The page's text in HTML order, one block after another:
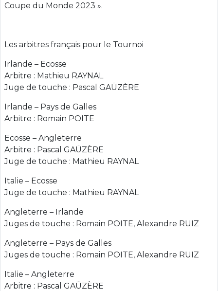
Coupe du Monde 2023 ».
Les arbitres français pour le Tournoi
Irlande – Ecosse
Arbitre : Mathieu RAYNAL
Juge de touche : Pascal GAÜZÈRE
Irlande – Pays de Galles
Arbitre : Romain POITE
Ecosse – Angleterre
Arbitre : Pascal GAÜZÈRE
Juge de touche : Mathieu RAYNAL
Italie – Ecosse
Juge de touche : Mathieu RAYNAL
Angleterre – Irlande
Juges de touche : Romain POITE, Alexandre RUIZ
Angleterre – Pays de Galles
Juges de touche : Romain POITE, Alexandre RUIZ
Italie – Angleterre
Arbitre : Pascal GAÜZÈRE